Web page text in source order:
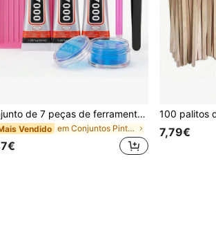
Conjunto de 7 peças de ferramentas para strass, design com cabeça de silicone, destacável, adequado para decoração de strass e caneta de pontilhismo, gema de resina Elly, joalharia DIY feita à mão com incrustação de pedras preciosas, strass de resina de fundo plano adequado para copos e sapatos DIY feitos à mão
Vendido em Conjuntos Pintura Diamante DIY e Acessórios 7,79€